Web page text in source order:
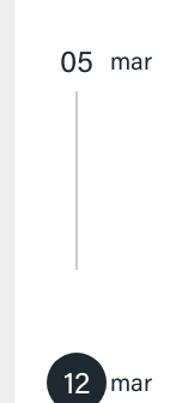
05 mar
12 mar